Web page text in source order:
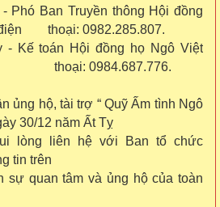
Phó Ban Truyền thông Hội đồng
điện thoại: 0982.285.807.
- Kế toán Hội đồng họ Ngô Việt
0984.687.776.
ủng hộ, tài trợ “ Quỹ Ấm tình Ngô
30/12 năm Ất Tỵ
lòng liên hệ với Ban tổ chức
tin trên
sự quan tâm và ủng hộ của toàn